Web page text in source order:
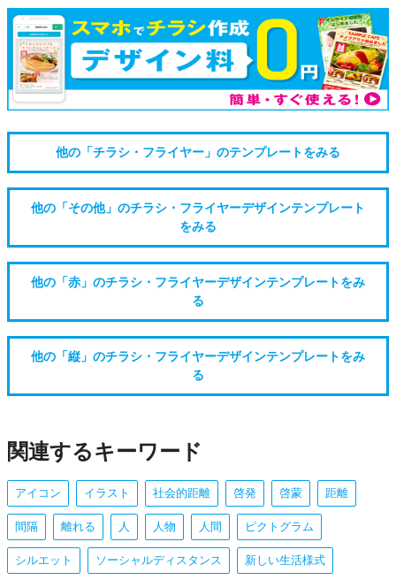
他の「チラシ・フライヤー」のテンプレートをみる
他の「その他」のチラシ・フライヤーデザインテンプレート
をみる
他の「赤」のチラシ・フライヤーデザインテンプレートをみ
る
他の「縦」のチラシ・フライヤーデザインテンプレートをみ
る
関連するキーワード
アイコン イラスト 社会的距離 啓発 啓蒙 距離
間隔 離れる 人 人物 人間 ピクトグラム
シルエット ソーシャルディスタンス 新しい生活様式